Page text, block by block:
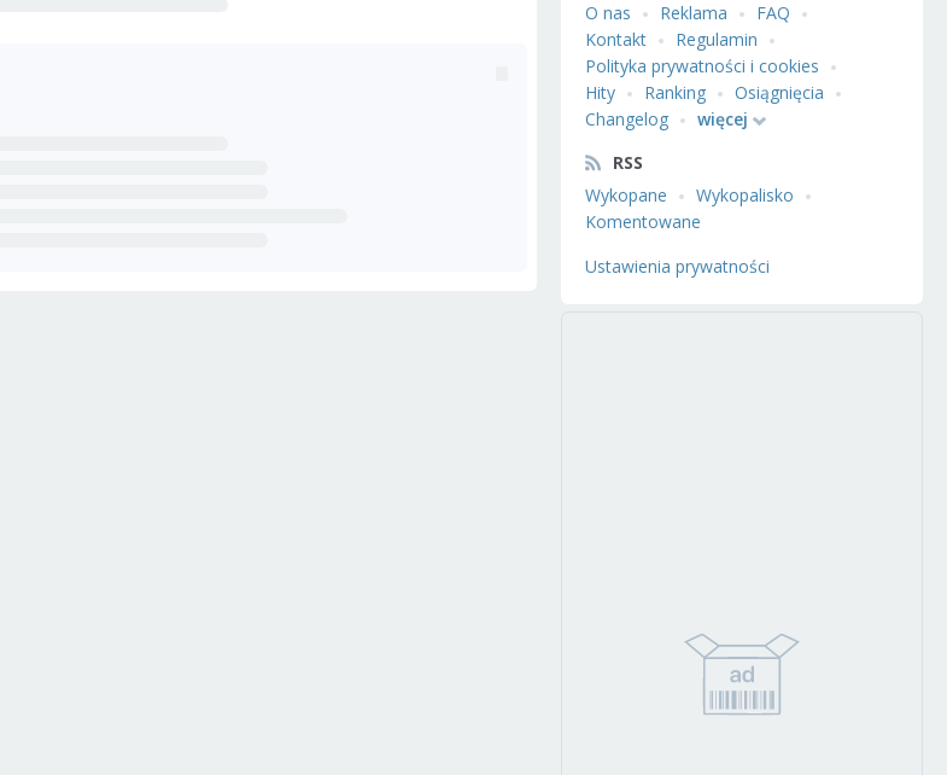
O nas
Reklama
FAQ
Kontakt
Regulamin
Polityka prywatności i cookies
Hity
Ranking
Osiągnięcia
Changelog
więcej
RSS
Wykopane
Wykopalisko
Komentowane
Ustawienia prywatności